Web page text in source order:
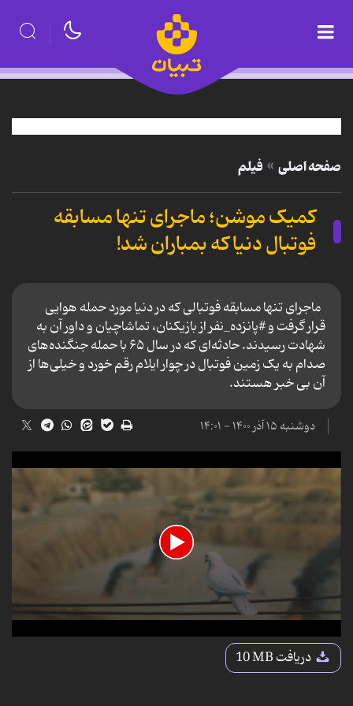
صفحه اصلی فیلم
کمیک موشن؛ ماجرای تنها مسابقه
فوتبال دنیا که بمباران شد!
ماجرای تنها مسابقه فوتبالی که در دنیا مورد حمله هوایی
قرار گرفت و #پانزده_نفر از بازیکنان، تماشاچیان و داور آن به
شهادت رسیدند. حادثه‌ای که در سال ۶۵ با حمله جنگنده‌های
صدام به یک زمین فوتبال در چوار ایلام رقم خورد و خیلی‌ها از
آن بی خبر هستند.
دوشنبه ۱۵ آذر ۱۴۰۰ - ۱۴:۰۱
0
دریافت10 MB